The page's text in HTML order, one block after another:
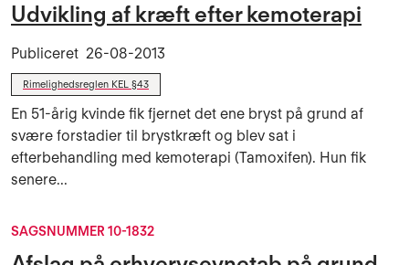
Udvikling af kræft efter kemoterapi
Publiceret 26-08-2013
Rimelighedsreglen KEL §43
En 51-årig kvinde fik fjernet det ene bryst på grund af
svære forstadier til brystkræft og blev sat i
efterbehandling med kemoterapi (Tamoxifen). Hun fik
senere...
SAGSNUMMER 10-1832